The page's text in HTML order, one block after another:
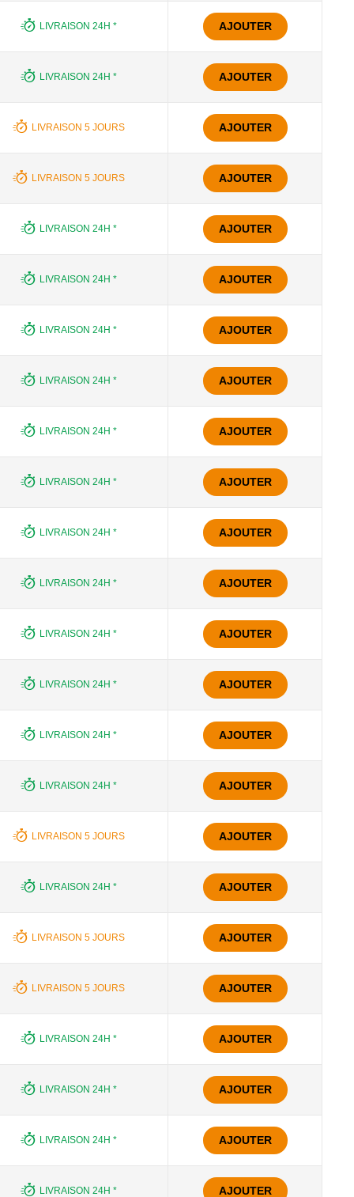
LIVRAISON 24H * AJOUTER
LIVRAISON 24H * AJOUTER
LIVRAISON 5 JOURS AJOUTER
LIVRAISON 5 JOURS AJOUTER
LIVRAISON 24H * AJOUTER
LIVRAISON 24H * AJOUTER
LIVRAISON 24H * AJOUTER
LIVRAISON 24H * AJOUTER
LIVRAISON 24H * AJOUTER
LIVRAISON 24H * AJOUTER
LIVRAISON 24H * AJOUTER
LIVRAISON 24H * AJOUTER
LIVRAISON 24H * AJOUTER
LIVRAISON 24H * AJOUTER
LIVRAISON 24H * AJOUTER
LIVRAISON 24H * AJOUTER
LIVRAISON 5 JOURS AJOUTER
LIVRAISON 24H * AJOUTER
LIVRAISON 5 JOURS AJOUTER
LIVRAISON 5 JOURS AJOUTER
LIVRAISON 24H * AJOUTER
LIVRAISON 24H * AJOUTER
LIVRAISON 24H * AJOUTER
LIVRAISON 24H * AJOUTER